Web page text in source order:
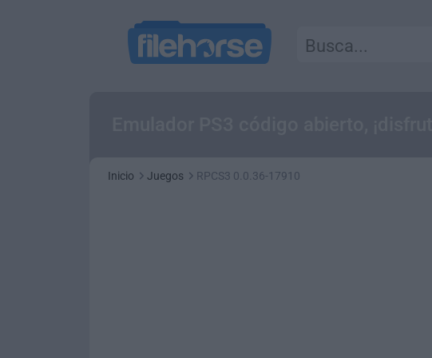
Inicio Juegos RPCS3 0.0.36-17910